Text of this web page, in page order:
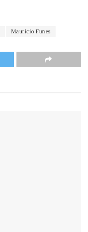
Mauricio Funes